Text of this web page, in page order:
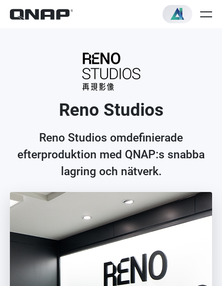
Reno Studios
Reno Studios omdefinierade
efterproduktion med QNAP:s snabba
lagring och nätverk.